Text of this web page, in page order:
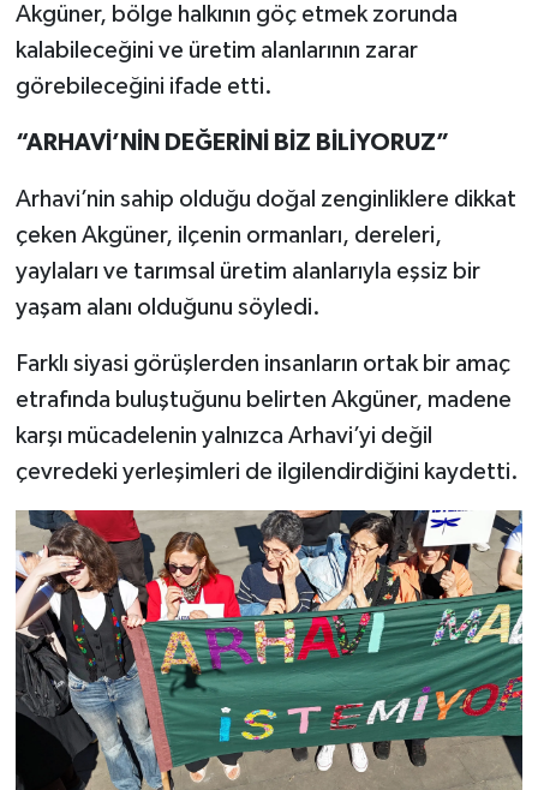
Akgüner, bölge halkının göç etmek zorunda
kalabileceğini ve üretim alanlarının zarar
görebileceğini ifade etti.
“ARHAVİ’NİN DEĞERİNİ BİZ BİLİYORUZ”
Arhavi’nin sahip olduğu doğal zenginliklere dikkat
çeken Akgüner, ilçenin ormanları, dereleri,
yaylaları ve tarımsal üretim alanlarıyla eşsiz bir
yaşam alanı olduğunu söyledi.
Farklı siyasi görüşlerden insanların ortak bir amaç
etrafında buluştuğunu belirten Akgüner, madene
karşı mücadelenin yalnızca Arhavi’yi değil
çevredeki yerleşimleri de ilgilendirdiğini kaydetti.